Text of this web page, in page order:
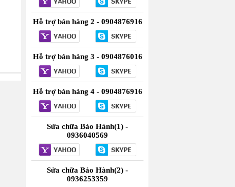
Hỗ trợ bán hàng 2 - 0904876916
Hỗ trợ bán hàng 3 - 0904876016
Hỗ trợ bán hàng 4 - 0904876916
Sửa chữa Bảo Hành(1) -
0936040569
Sửa chữa Bảo Hành(2) -
0936253359